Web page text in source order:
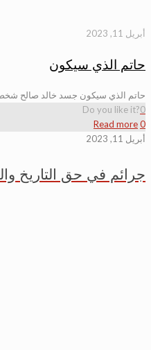
أبريل 11, 2023
حاتم الذي سيكون
حاتم الذي سيكون جسد خالد صالح
Do you like it?0
0
Read more
أبريل 11, 2023
جرائم في حق التاريخ